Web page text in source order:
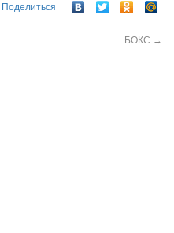
Поделиться
БОКС →